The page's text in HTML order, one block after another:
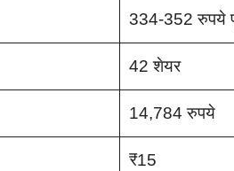
334-352 रुपये
42 शेयर
14,784 रुपये
₹15